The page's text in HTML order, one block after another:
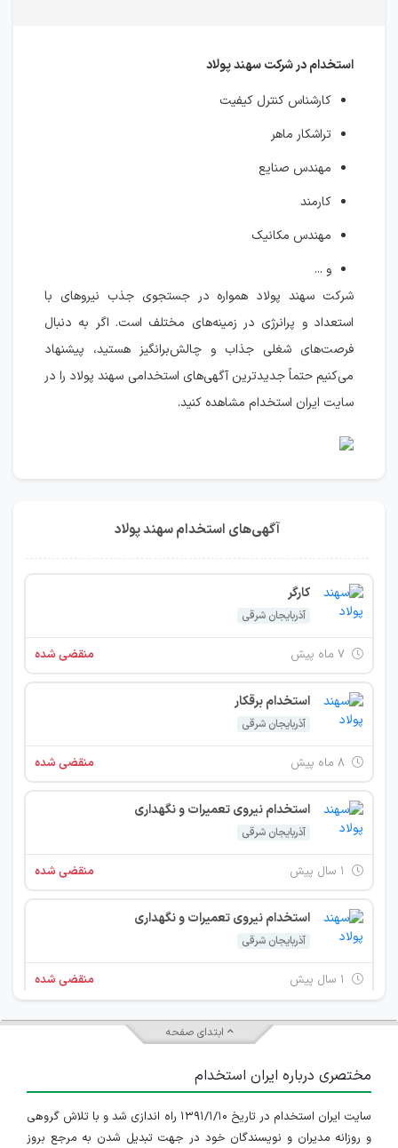
استخدام در شرکت سهند پولاد
کارشناس کنترل کیفیت
تراشکار ماهر
مهندس صنایع
کارمند
مهندس مکانیک
و ...
شرکت سهند پولاد همواره در جستجوی جذب نیروهای با
استعداد و پرانرژی در زمینه‌های مختلف است. اگر به دنبال
فرصت‌های شغلی جذاب و چالش‌برانگیز هستید، پیشنهاد
می‌کنیم حتماً جدیدترین آگهی‌های استخدامی سهند پولاد را در
سایت ایران استخدام مشاهده کنید.
آگهی‌های استخدام سهند پولاد
کارگر
آذربایجان شرقی
منقضی شده
استخدام برقکار
آذربایجان شرقی
منقضی شده
استخدام نیروی تعمیرات و نگهداری
آذربایجان شرقی
منقضی شده
استخدام نیروی تعمیرات و نگهداری
آذربایجان شرقی
منقضی شده
استخدام کارشناس کنترل کیفیت
آذربایجان شرقی
۱ سال پیش منقضی شده
تراشکار ماهر
ابتدای صفحه
مختصری درباره ایران استخدام
سایت ایران استخدام در تاریخ ۱۳۹۱/۱/۱۰ راه اندازی شد و با تلاش گروهی
و روزانه مدیران و نویسندگان خود در جهت تبدیل شدن به مرجع بروز